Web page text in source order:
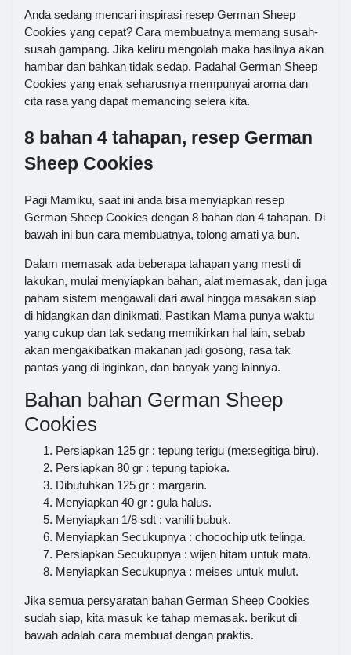
Anda sedang mencari inspirasi resep German Sheep
Cookies yang cepat? Cara membuatnya memang susah-
susah gampang. Jika keliru mengolah maka hasilnya akan
hambar dan bahkan tidak sedap. Padahal German Sheep
Cookies yang enak seharusnya mempunyai aroma dan
cita rasa yang dapat memancing selera kita.
8 bahan 4 tahapan, resep German
Sheep Cookies
Pagi Mamiku, saat ini anda bisa menyiapkan resep
German Sheep Cookies dengan 8 bahan dan 4 tahapan. Di
bawah ini bun cara membuatnya, tolong amati ya bun.
Dalam memasak ada beberapa tahapan yang mesti di
lakukan, mulai menyiapkan bahan, alat memasak, dan juga
paham sistem mengawali dari awal hingga masakan siap
di hidangkan dan dinikmati. Pastikan Mama punya waktu
yang cukup dan tak sedang memikirkan hal lain, sebab
akan mengakibatkan makanan jadi gosong, rasa tak
pantas yang di inginkan, dan banyak yang lainnya.
Bahan bahan German Sheep
Cookies
Persiapkan 125 gr : tepung terigu (me:segitiga biru).
Persiapkan 80 gr : tepung tapioka.
Dibutuhkan 125 gr : margarin.
Menyiapkan 40 gr : gula halus.
Menyiapkan 1/8 sdt : vanilli bubuk.
Menyiapkan Secukupnya : chocochip utk telinga.
Persiapkan Secukupnya : wijen hitam untuk mata.
Menyiapkan Secukupnya : meises untuk mulut.
Jika semua persyaratan bahan German Sheep Cookies
sudah siap, kita masuk ke tahap memasak. berikut di
bawah adalah cara membuat dengan praktis.